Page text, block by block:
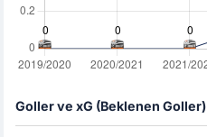
Goller ve xG (Beklenen Goller)